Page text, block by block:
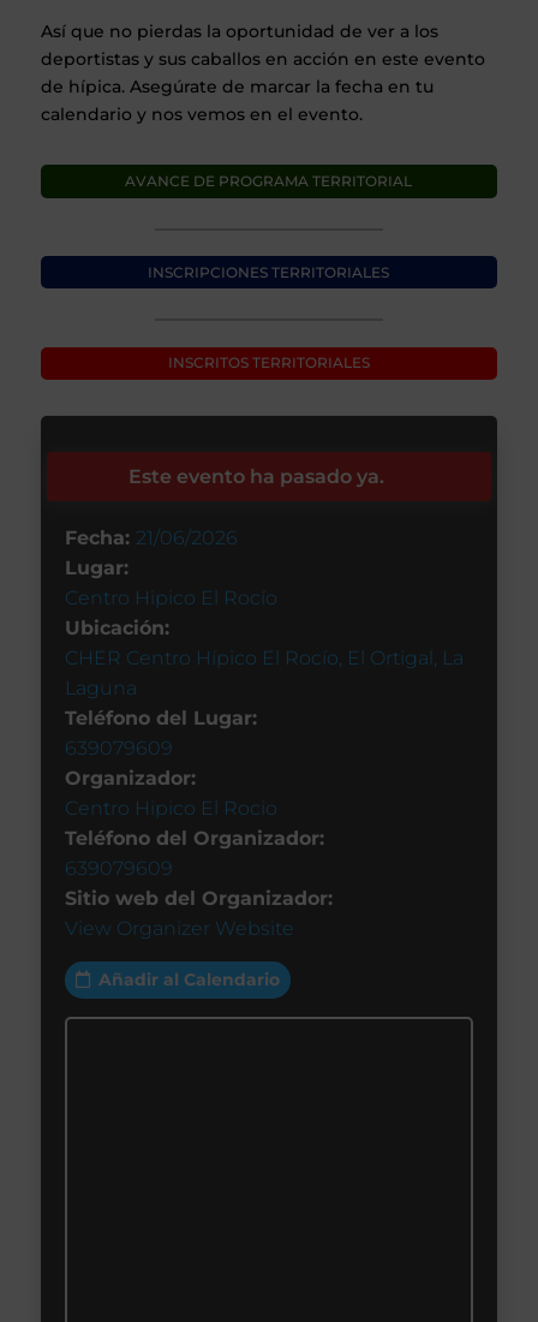
Así que no pierdas la oportunidad de ver a los
deportistas y sus caballos en acción en este evento
de hípica. Asegúrate de marcar la fecha en tu
calendario y nos vemos en el evento.
AVANCE DE PROGRAMA TERRITORIAL
INSCRIPCIONES TERRITORIALES
INSCRITOS TERRITORIALES
Este evento ha pasado ya.
Fecha: 21/06/2026
Lugar:
Centro Hipico El Rocío
Ubicación:
CHER Centro Hípico El Rocío, El Ortigal, La
Laguna
Teléfono del Lugar:
639079609
Organizador:
Centro Hipico El Rocio
Teléfono del Organizador:
639079609
Sitio web del Organizador:
View Organizer Website
Añadir al Calendario